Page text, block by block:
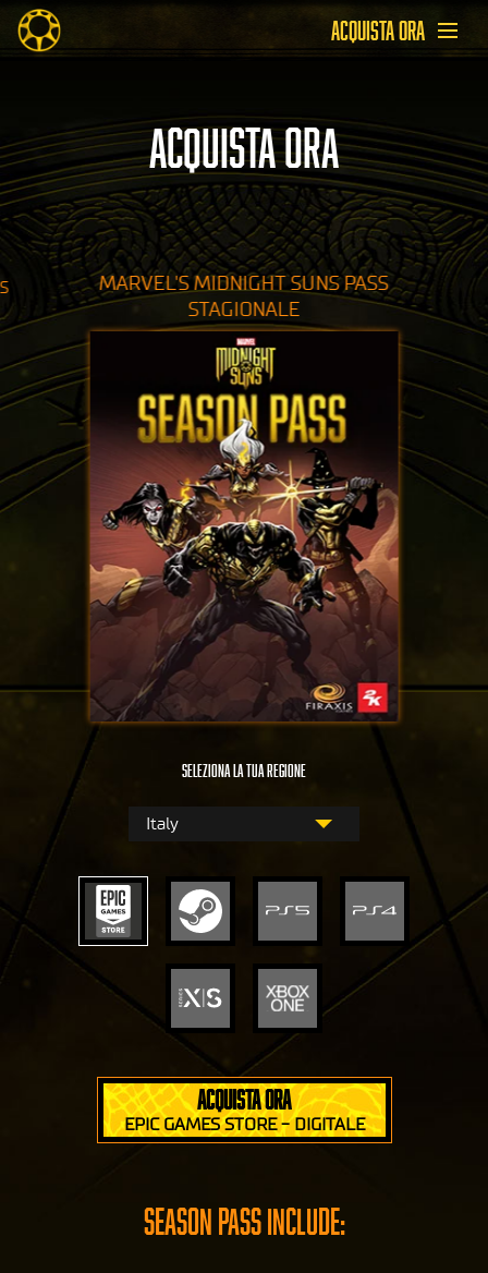
ACQUISTA ORA
ACQUISTA ORA
MARVEL'S MIDNIGHT SUNS PASS
STAGIONALE
Seleziona la tua regione
ACQUISTA ORA
EPIC GAMES STORE - DIGITALE
SEASON PASS INCLUDE: